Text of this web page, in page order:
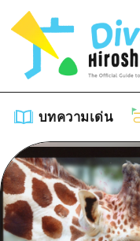
บทความเด่น
บทควา
รายก
คอร์สตั